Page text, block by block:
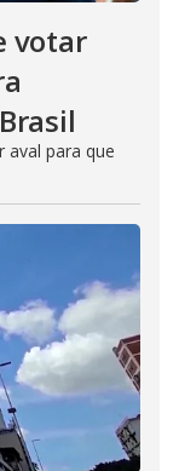
votar
aval para que